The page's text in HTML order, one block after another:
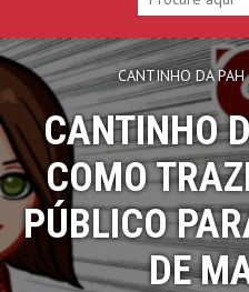
CANTINHO DA PAH
CANTINHO
COMO
PÚBLICO
DE